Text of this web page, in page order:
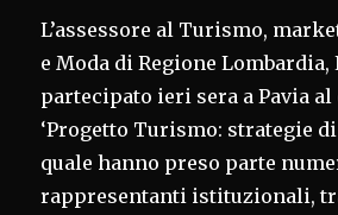
L’assessore al Turismo,
e Moda di Regione Lombardia,
partecipato ieri sera a Pavia al
‘Progetto Turismo: strategie di
quale hanno preso parte
rappresentanti istituzionali,